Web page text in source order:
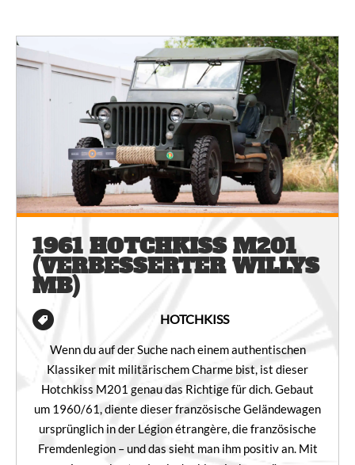
1961 HOTCHKISS M201
(VERBESSERTER WILLYS
MB)
HOTCHKISS
Wenn du auf der Suche nach einem authentischen
Klassiker mit militärischem Charme bist, ist dieser
Hotchkiss M201 genau das Richtige für dich. Gebaut
um 1960/61, diente dieser französische Geländewagen
ursprünglich in der Légion étrangère, die französische
Fremdenlegion – und das sieht man ihm positiv an. Mit